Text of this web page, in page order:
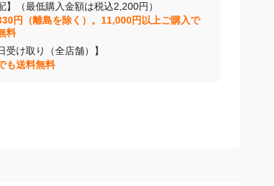
】（最低購入金額は税込2,200円）
円（離島を除く）。11,000円以上ご購入で
料
受け取り（全店舗）】
も送料無料